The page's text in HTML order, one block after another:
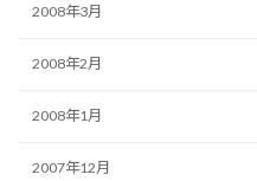
2008年3月
2008年2月
2008年1月
2007年12月